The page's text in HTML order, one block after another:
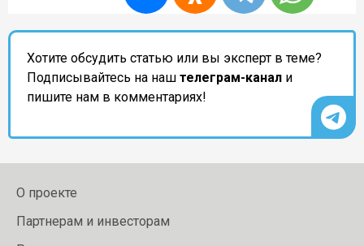
Хотите обсудить статью или вы эксперт в теме?
Подписывайтесь на наш телеграм-канал и
пишите нам в комментариях!
О проекте
Партнерам и инвесторам